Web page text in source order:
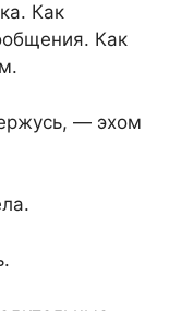
Как
Как
— эхом